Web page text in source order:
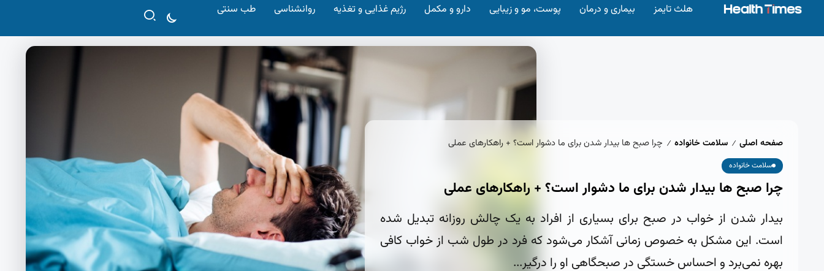
هلث تایمز بیماری و درمان پوست، مو و زیبایی دارو و مکمل رژیم غذایی و تغذیه روانشناسی طب سنتی
صفحه اصلی / سلامت خانواده / چرا صبح‌ ها بیدار شدن برای ما دشوار است؟ + راهکارهای عملی
سلامت خانواده
چرا صبح‌ ها بیدار شدن برای ما دشوار است؟ + راهکارهای عملی
بیدار شدن از خواب در صبح برای بسیاری از افراد به یک چالش روزانه تبدیل شده
است. این مشکل به خصوص زمانی آشکار می‌شود که فرد در طول شب از خواب کافی
بهره نمی‌برد و احساس خستگی در صبحگاهی او را درگیر...